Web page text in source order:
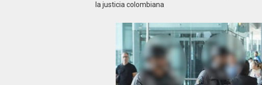
la justicia colombiana